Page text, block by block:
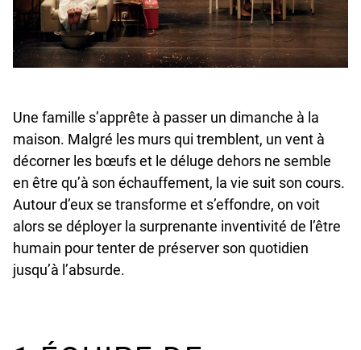
Une famille s’apprête à passer un dimanche à la
maison. Malgré les murs qui tremblent, un vent à
décorner les bœufs et le déluge dehors ne semble
en être qu’à son échauffement, la vie suit son cours.
Autour d’eux se transforme et s’effondre, on voit
alors se déployer la surprenante inventivité de l’être
humain pour tenter de préserver son quotidien
jusqu’à l’absurde.